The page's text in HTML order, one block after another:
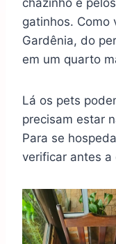
chazinho e
gatinhos. Como
Gardênia, do
em um quarto
Lá os pets
precisam estar
Para se
verificar antes